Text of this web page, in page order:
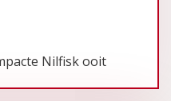
Nilfisk ooit